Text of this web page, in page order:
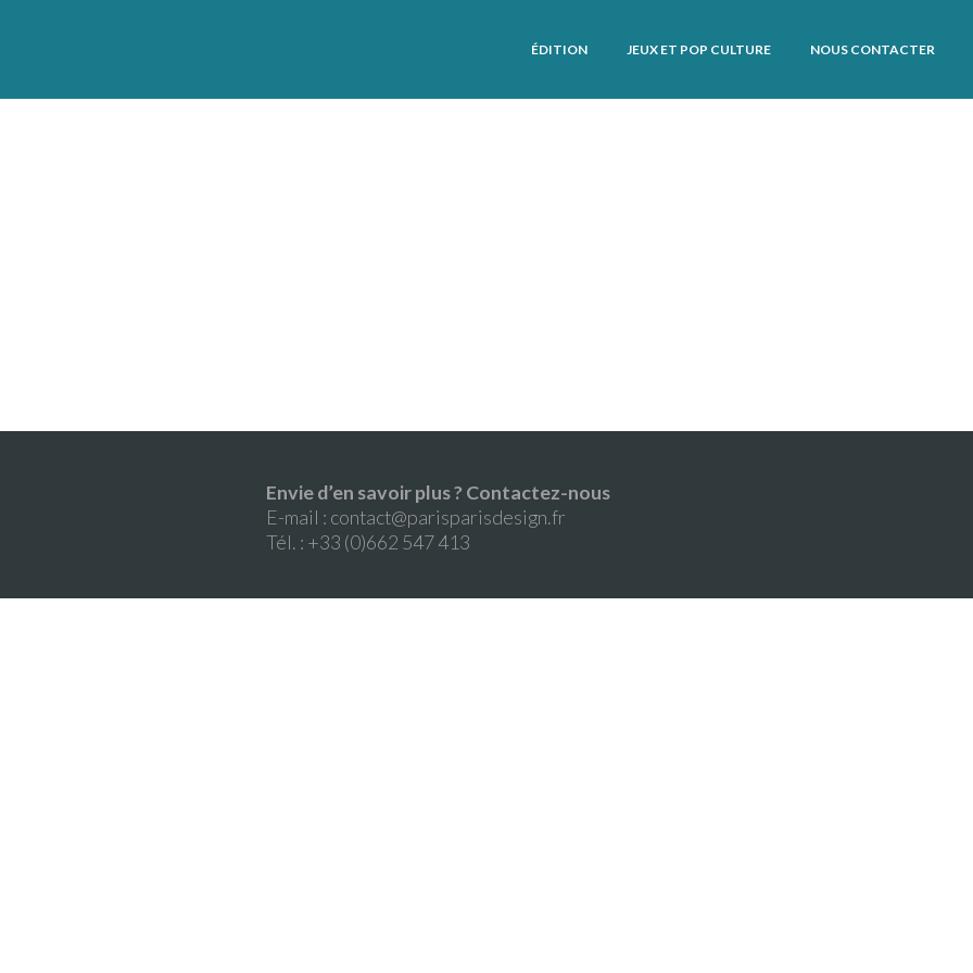
ÉDITION JEUX ET POP CULTURE NOUS CONTACTER
Envie d’en savoir plus ? Contactez-nous
E-mail : contact@parisparisdesign.fr
Tél. : +33 (0)662 547 413